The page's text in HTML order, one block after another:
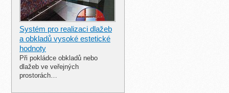
Systém pro realizaci dlažeb
a obkladů vysoké estetické
hodnoty
Při pokládce obkladů nebo
dlažeb ve veřejných
prostorách…